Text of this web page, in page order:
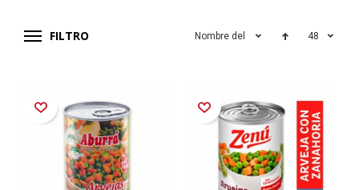
FILTRO Nombre del producto 48
Añadir a la Lista de Deseos Añadir a la Lista de Deseos